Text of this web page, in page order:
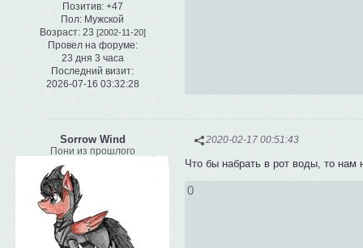
Позитив: +47
Пол: Мужской
Возраст:23 [2002-11-20]
Провел на форуме:
23 дня 3 часа
Последний визит:
2026-07-16 03:32:28
2020-02-17 00:51:43
Sorrow Wind
Пони из прошлого
Что бы набрать в рот воды, то нам
0